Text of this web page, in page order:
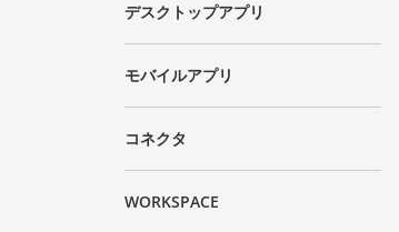
デスクトップアプリ
モバイルアプリ
コネクタ
WORKSPACE